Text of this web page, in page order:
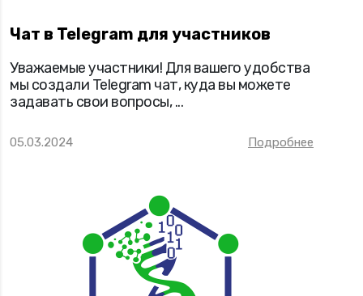
Чат в Telegram для участников
Уважаемые участники! Для вашего удобства
мы создали Telegram чат, куда вы можете
задавать свои вопросы, ...
05.03.2024 Подробнее